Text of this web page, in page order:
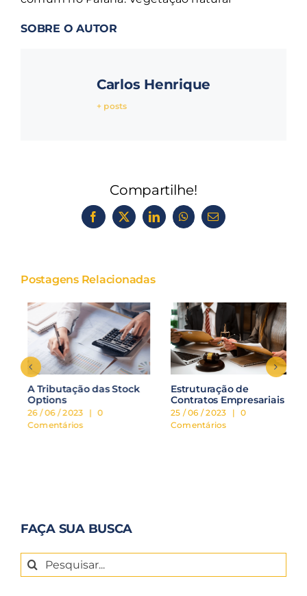
SOBRE O AUTOR
Carlos Henrique
+ posts
Compartilhe!
Facebook
X LinkedInWhatsApp
E-
mail
Postagens Relacionadas
A Tributação das Stock
Options
26 / 06 / 2023 |
0
Comentários
Estruturação de
Contratos Empresariais
25 / 06 / 2023 |
0
Comentários
FAÇA SUA BUSCA
Buscar
resultados